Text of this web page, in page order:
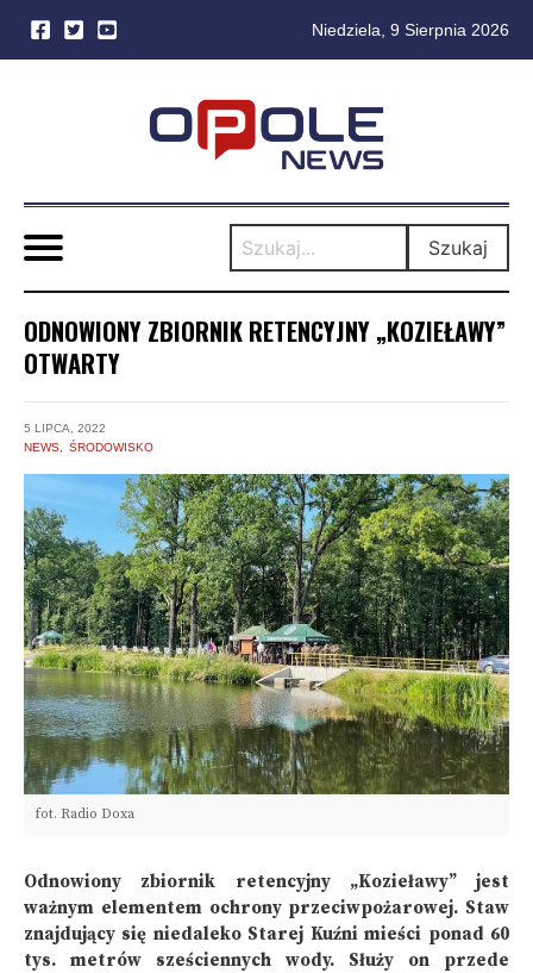
Niedziela, 9 Sierpnia 2026
Szukaj
ODNOWIONY ZBIORNIK RETENCYJNY „KOZIEŁAWY”
OTWARTY
5 LIPCA, 2022
NEWS
ŚRODOWISKO
fot. Radio Doxa
Odnowiony zbiornik retencyjny „Kozieławy” jest
ważnym elementem ochrony przeciwpożarowej. Staw
znajdujący się niedaleko Starej Kuźni mieści ponad 60
tys. metrów sześciennych wody. Służy on przede